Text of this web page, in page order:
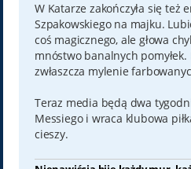
W Katarze zakończyła się też
Szpakowskiego na majku.
coś magicznego, ale głowa
mnóstwo banalnych pomyłek.
zwłaszcza mylenie
Teraz media będą dwa
Messiego i wraca klubowa
cieszy.